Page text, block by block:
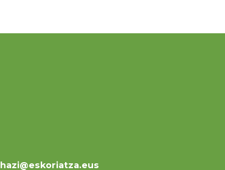
hazi@eskoriatza.eus